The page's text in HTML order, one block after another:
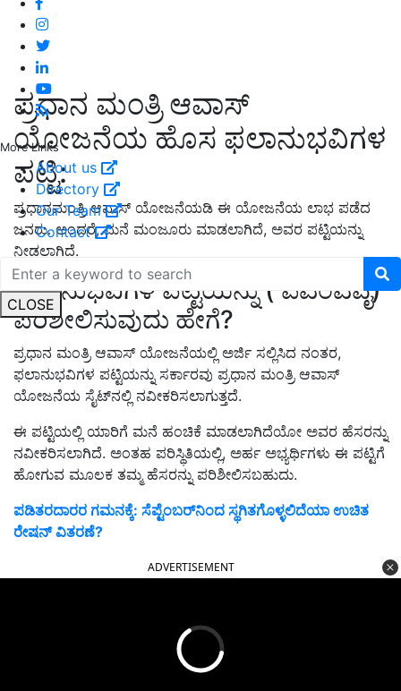
More Links
About us
Directory
Our Team
Contact
CLOSE
ಪ್ರಧಾನ ಮಂತ್ರಿ ಆವಾಸ್
ಯೋಜನೆಯ ಹೊಸ ಫಲಾನುಭವಿಗಳ
ಪಟ್ಟಿ:
ಪ್ರಧಾನಮಂತ್ರಿ ಆವಾಸ್ ಯೋಜನೆಯಡಿ ಈ ಯೋಜನೆಯ ಲಾಭ ಪಡೆದ
ಜನರು. ಅಂದರೆ, ಮನೆ ಮಂಜೂರು ಮಾಡಲಾಗಿದೆ, ಅವರ ಪಟ್ಟಿಯನ್ನು
ನೀಡಲಾಗಿದೆ.
ಫಲಾನುಭವಿಗಳ ಪಟ್ಟಿಯನ್ನು ( ಪಿಎಂಎವೈ)
ಪರಿಶೀಲಿಸುವುದು ಹೇಗೆ?
ಪ್ರಧಾನ ಮಂತ್ರಿ ಆವಾಸ್ ಯೋಜನೆಯಲ್ಲಿ ಅರ್ಜಿ ಸಲ್ಲಿಸಿದ ನಂತರ,
ಫಲಾನುಭವಿಗಳ ಪಟ್ಟಿಯನ್ನು ಸರ್ಕಾರವು ಪ್ರಧಾನ ಮಂತ್ರಿ ಆವಾಸ್
ಯೋಜನೆಯ ಸೈಟ್‌ನಲ್ಲಿ ನವೀಕರಿಸಲಾಗುತ್ತದೆ.
ಈ ಪಟ್ಟಿಯಲ್ಲಿ ಯಾರಿಗೆ ಮನೆ ಹಂಚಿಕೆ ಮಾಡಲಾಗಿದೆಯೋ ಅವರ ಹೆಸರನ್ನು
ನವೀಕರಿಸಲಾಗಿದೆ. ಅಂತಹ ಪರಿಸ್ಥಿತಿಯಲ್ಲಿ, ಅರ್ಹ ಅಭ್ಯರ್ಥಿಗಳು ಈ ಪಟ್ಟಿಗೆ
ಹೋಗುವ ಮೂಲಕ ತಮ್ಮ ಹೆಸರನ್ನು ಪರಿಶೀಲಿಸಬಹುದು.
ಪಡಿತರದಾರರ ಗಮನಕ್ಕೆ: ಸೆಪ್ಟೆಂಬರ್‌ನಿಂದ ಸ್ಥಗಿತಗೊಳ್ಳಲಿದೆಯಾ ಉಚಿತ
ರೇಷನ್‌ ವಿತರಣೆ?
ADVERTISEMENT